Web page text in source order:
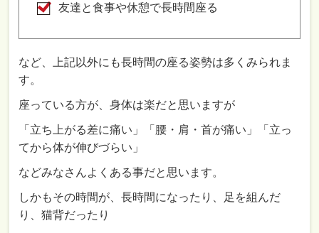
友達と食事や休憩で長時間座る
など、上記以外にも長時間の座る姿勢は多くみられま
す。
座っている方が、身体は楽だと思いますが
「立ち上がる差に痛い」「腰・肩・首が痛い」「立っ
てから体が伸びづらい」
などみなさんよくある事だと思います。
しかもその時間が、長時間になったり、足を組んだ
り、猫背だったり